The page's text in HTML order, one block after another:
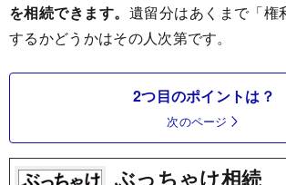
を相続できます。 遺留分はあくまで「権
するかどうかはその人次第です。
2つ目のポイントは？
次のページ
ぶっちゃけ相続